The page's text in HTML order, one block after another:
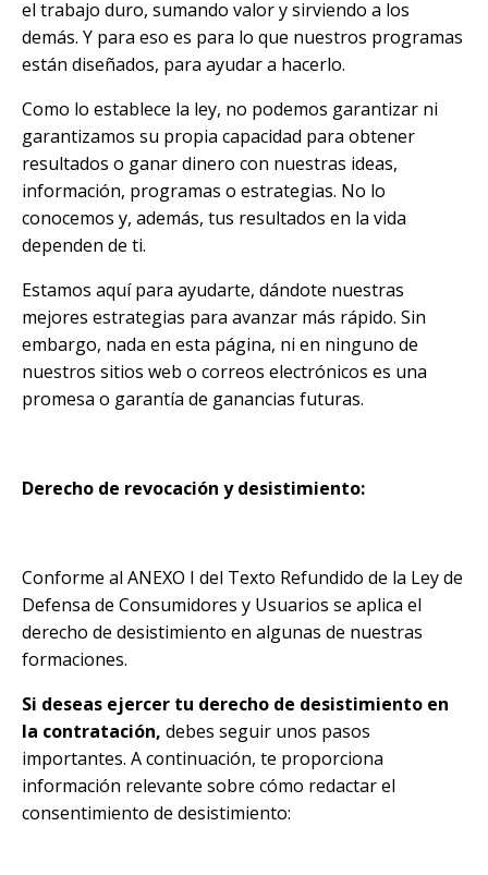
el trabajo duro, sumando valor y sirviendo a los
demás. Y para eso es para lo que nuestros programas
están diseñados, para ayudar a hacerlo.
Como lo establece la ley, no podemos garantizar ni
garantizamos su propia capacidad para obtener
resultados o ganar dinero con nuestras ideas,
información, programas o estrategias. No lo
conocemos y, además, tus resultados en la vida
dependen de ti.
Estamos aquí para ayudarte, dándote nuestras
mejores estrategias para avanzar más rápido. Sin
embargo, nada en esta página, ni en ninguno de
nuestros sitios web o correos electrónicos es una
promesa o garantía de ganancias futuras.
Derecho de revocación y desistimiento:
Conforme al ANEXO I del Texto Refundido de la Ley de
Defensa de Consumidores y Usuarios se aplica el
derecho de desistimiento en algunas de nuestras
formaciones.
Si deseas ejercer tu derecho de desistimiento en
la contratación, debes seguir unos pasos
importantes. A continuación, te proporciona
información relevante sobre cómo redactar el
consentimiento de desistimiento: